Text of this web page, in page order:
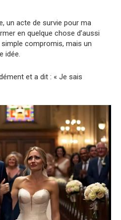
un acte de survie pour ma
en quelque chose d’aussi
compromis, mais un
idée.
et a dit : « Je sais